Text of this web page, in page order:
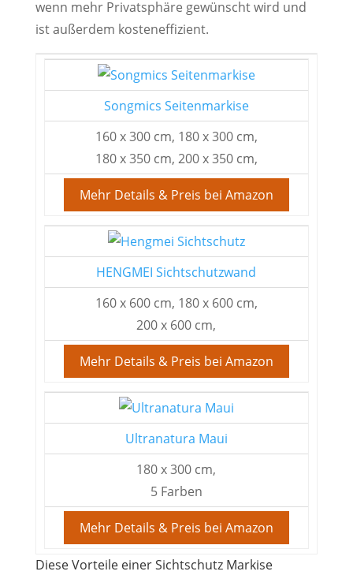
wenn mehr Privatsphäre gewünscht wird und
ist außerdem kosteneffizient.
Songmics Seitenmarkise
160 x 300 cm, 180 x 300 cm,
180 x 350 cm, 200 x 350 cm,
Mehr Details & Preis bei Amazon
HENGMEI Sichtschutzwand
160 x 600 cm, 180 x 600 cm,
200 x 600 cm,
Mehr Details & Preis bei Amazon
Ultranatura Maui
180 x 300 cm,
5 Farben
Mehr Details & Preis bei Amazon
Diese Vorteile einer Sichtschutz Markise